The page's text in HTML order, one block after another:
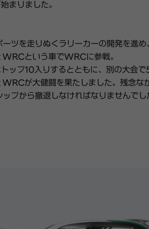
まりました。
ーツを走りぬくラリーカーの開発を進
という車でWRCに参戦。
ップ10入りするとともに、別の大会で
が大健闘を果たしました。残念な
プから撤退しなければなりませんで